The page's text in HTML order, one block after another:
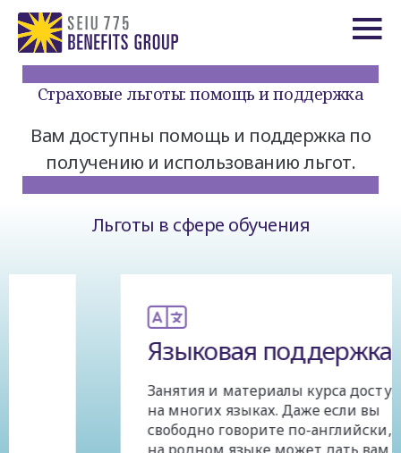
Страховые льготы: помощь и поддержка
Вам доступны помощь и поддержка по
получению и использованию льгот.
Льготы в сфере обучения
Языковая поддержка
Занятия и материалы курса доступны
на многих языках. Даже если вы
свободно говорите по-английски, курс
на родном языке может дать вам